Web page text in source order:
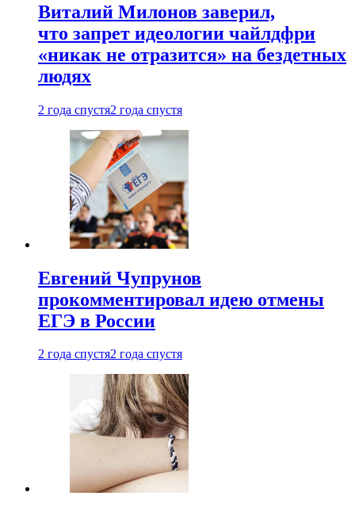
Виталий Милонов заверил,
что запрет идеологии чайлдфри
«никак не отразится» на бездетных
людях
2 года спустя2 года спустя
Евгений Чупрунов
прокомментировал идею отмены
ЕГЭ в России
2 года спустя2 года спустя